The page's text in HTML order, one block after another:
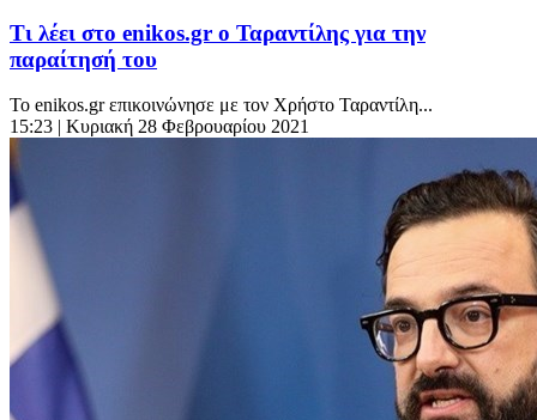
Τι λέει στο enikos.gr ο Ταραντίλης για την
παραίτησή του
Το enikos.gr επικοινώνησε με τον Χρήστο Ταραντίλη...
15:23 | Κυριακή 28 Φεβρουαρίου 2021